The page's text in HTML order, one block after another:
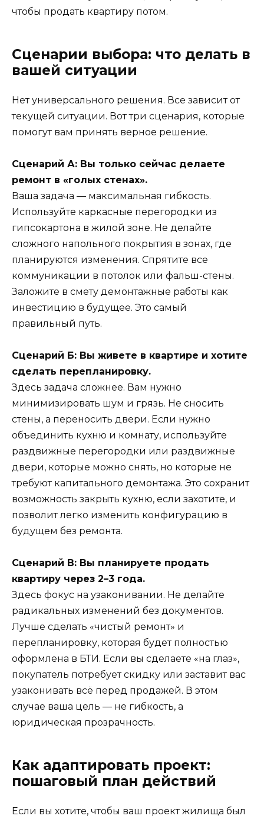
чтобы продать квартиру потом.
Сценарии выбора: что делать в
вашей ситуации
Нет универсального решения. Все зависит от
текущей ситуации. Вот три сценария, которые
помогут вам принять верное решение.
Сценарий А: Вы только сейчас делаете
ремонт в «голых стенах».
Ваша задача — максимальная гибкость.
Используйте каркасные перегородки из
гипсокартона в жилой зоне. Не делайте
сложного напольного покрытия в зонах, где
планируются изменения. Спрятите все
коммуникации в потолок или фальш-стены.
Заложите в смету демонтажные работы как
инвестицию в будущее. Это самый
правильный путь.
Сценарий Б: Вы живете в квартире и хотите
сделать перепланировку.
Здесь задача сложнее. Вам нужно
минимизировать шум и грязь. Не сносить
стены, а переносить двери. Если нужно
объединить кухню и комнату, используйте
раздвижные перегородки или раздвижные
двери, которые можно снять, но которые не
требуют капитального демонтажа. Это сохранит
возможность закрыть кухню, если захотите, и
позволит легко изменить конфигурацию в
будущем без ремонта.
Сценарий В: Вы планируете продать
квартиру через 2–3 года.
Здесь фокус на узаконивании. Не делайте
радикальных изменений без документов.
Лучше сделать «чистый ремонт» и
перепланировку, которая будет полностью
оформлена в БТИ. Если вы сделаете «на глаз»,
покупатель потребует скидку или заставит вас
узаконивать всё перед продажей. В этом
случае ваша цель — не гибкость, а
юридическая прозрачность.
Как адаптировать проект:
пошаговый план действий
Если вы хотите, чтобы ваш проект жилища был